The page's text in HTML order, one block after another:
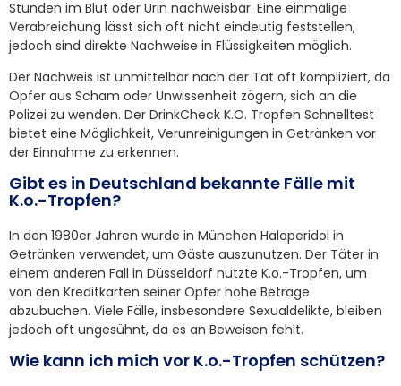
Stunden im Blut oder Urin nachweisbar. Eine einmalige
Verabreichung lässt sich oft nicht eindeutig feststellen,
jedoch sind direkte Nachweise in Flüssigkeiten möglich.
Der Nachweis ist unmittelbar nach der Tat oft kompliziert, da
Opfer aus Scham oder Unwissenheit zögern, sich an die
Polizei zu wenden. Der DrinkCheck K.O. Tropfen Schnelltest
bietet eine Möglichkeit, Verunreinigungen in Getränken vor
der Einnahme zu erkennen.
Gibt es in Deutschland bekannte Fälle mit
K.o.-Tropfen?
In den 1980er Jahren wurde in München Haloperidol in
Getränken verwendet, um Gäste auszunutzen. Der Täter in
einem anderen Fall in Düsseldorf nutzte K.o.-Tropfen, um
von den Kreditkarten seiner Opfer hohe Beträge
abzubuchen. Viele Fälle, insbesondere Sexualdelikte, bleiben
jedoch oft ungesühnt, da es an Beweisen fehlt.
Wie kann ich mich vor K.o.-Tropfen schützen?